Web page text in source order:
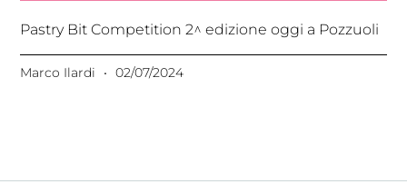
Pastry Bit Competition 2^ edizione oggi a Pozzuoli
Marco Ilardi 02/07/2024